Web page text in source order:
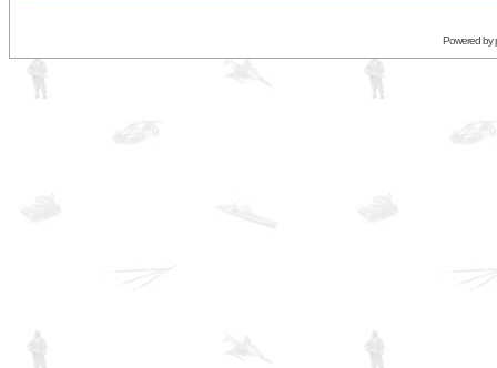
Powered by